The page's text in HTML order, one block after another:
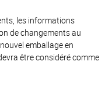
les informations
de changements au
emballage en
être considéré comme